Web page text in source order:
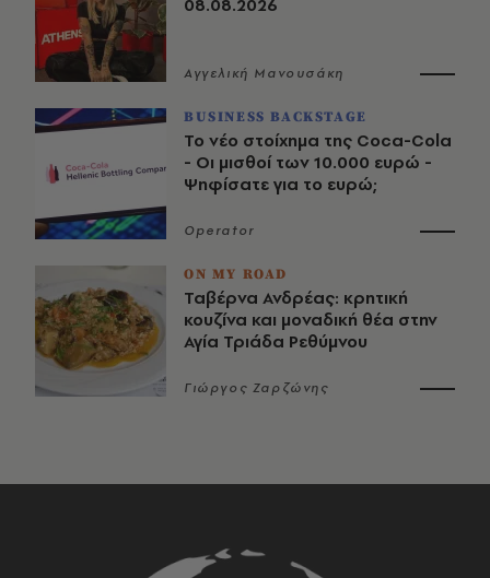
Αγγελική Μανουσάκη
BUSINESS BACKSTAGE
Το νέο στοίχημα της Coca-Cola
- Οι μισθοί των 10.000 ευρώ -
Ψηφίσατε για το ευρώ;
Operator
ON MY ROAD
Ταβέρνα Ανδρέας: κρητική
κουζίνα και μοναδική θέα στην
Αγία Τριάδα Ρεθύμνου
Γιώργος Ζαρζώνης